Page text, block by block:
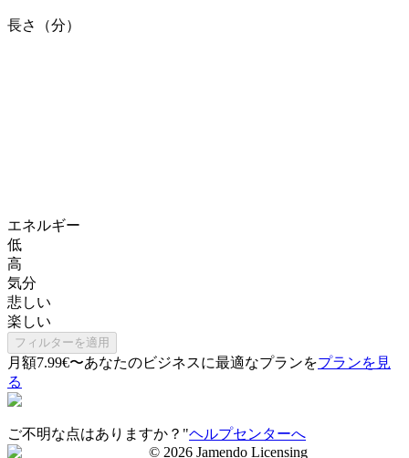
長さ（分）
エネルギー
低
高
気分
悲しい
楽しい
フィルターを適用
月額7.99€〜あなたのビジネスに最適なプランをプランを見
る
ご不明な点はありますか？"ヘルプセンターへ
© 2026 Jamendo Licensing